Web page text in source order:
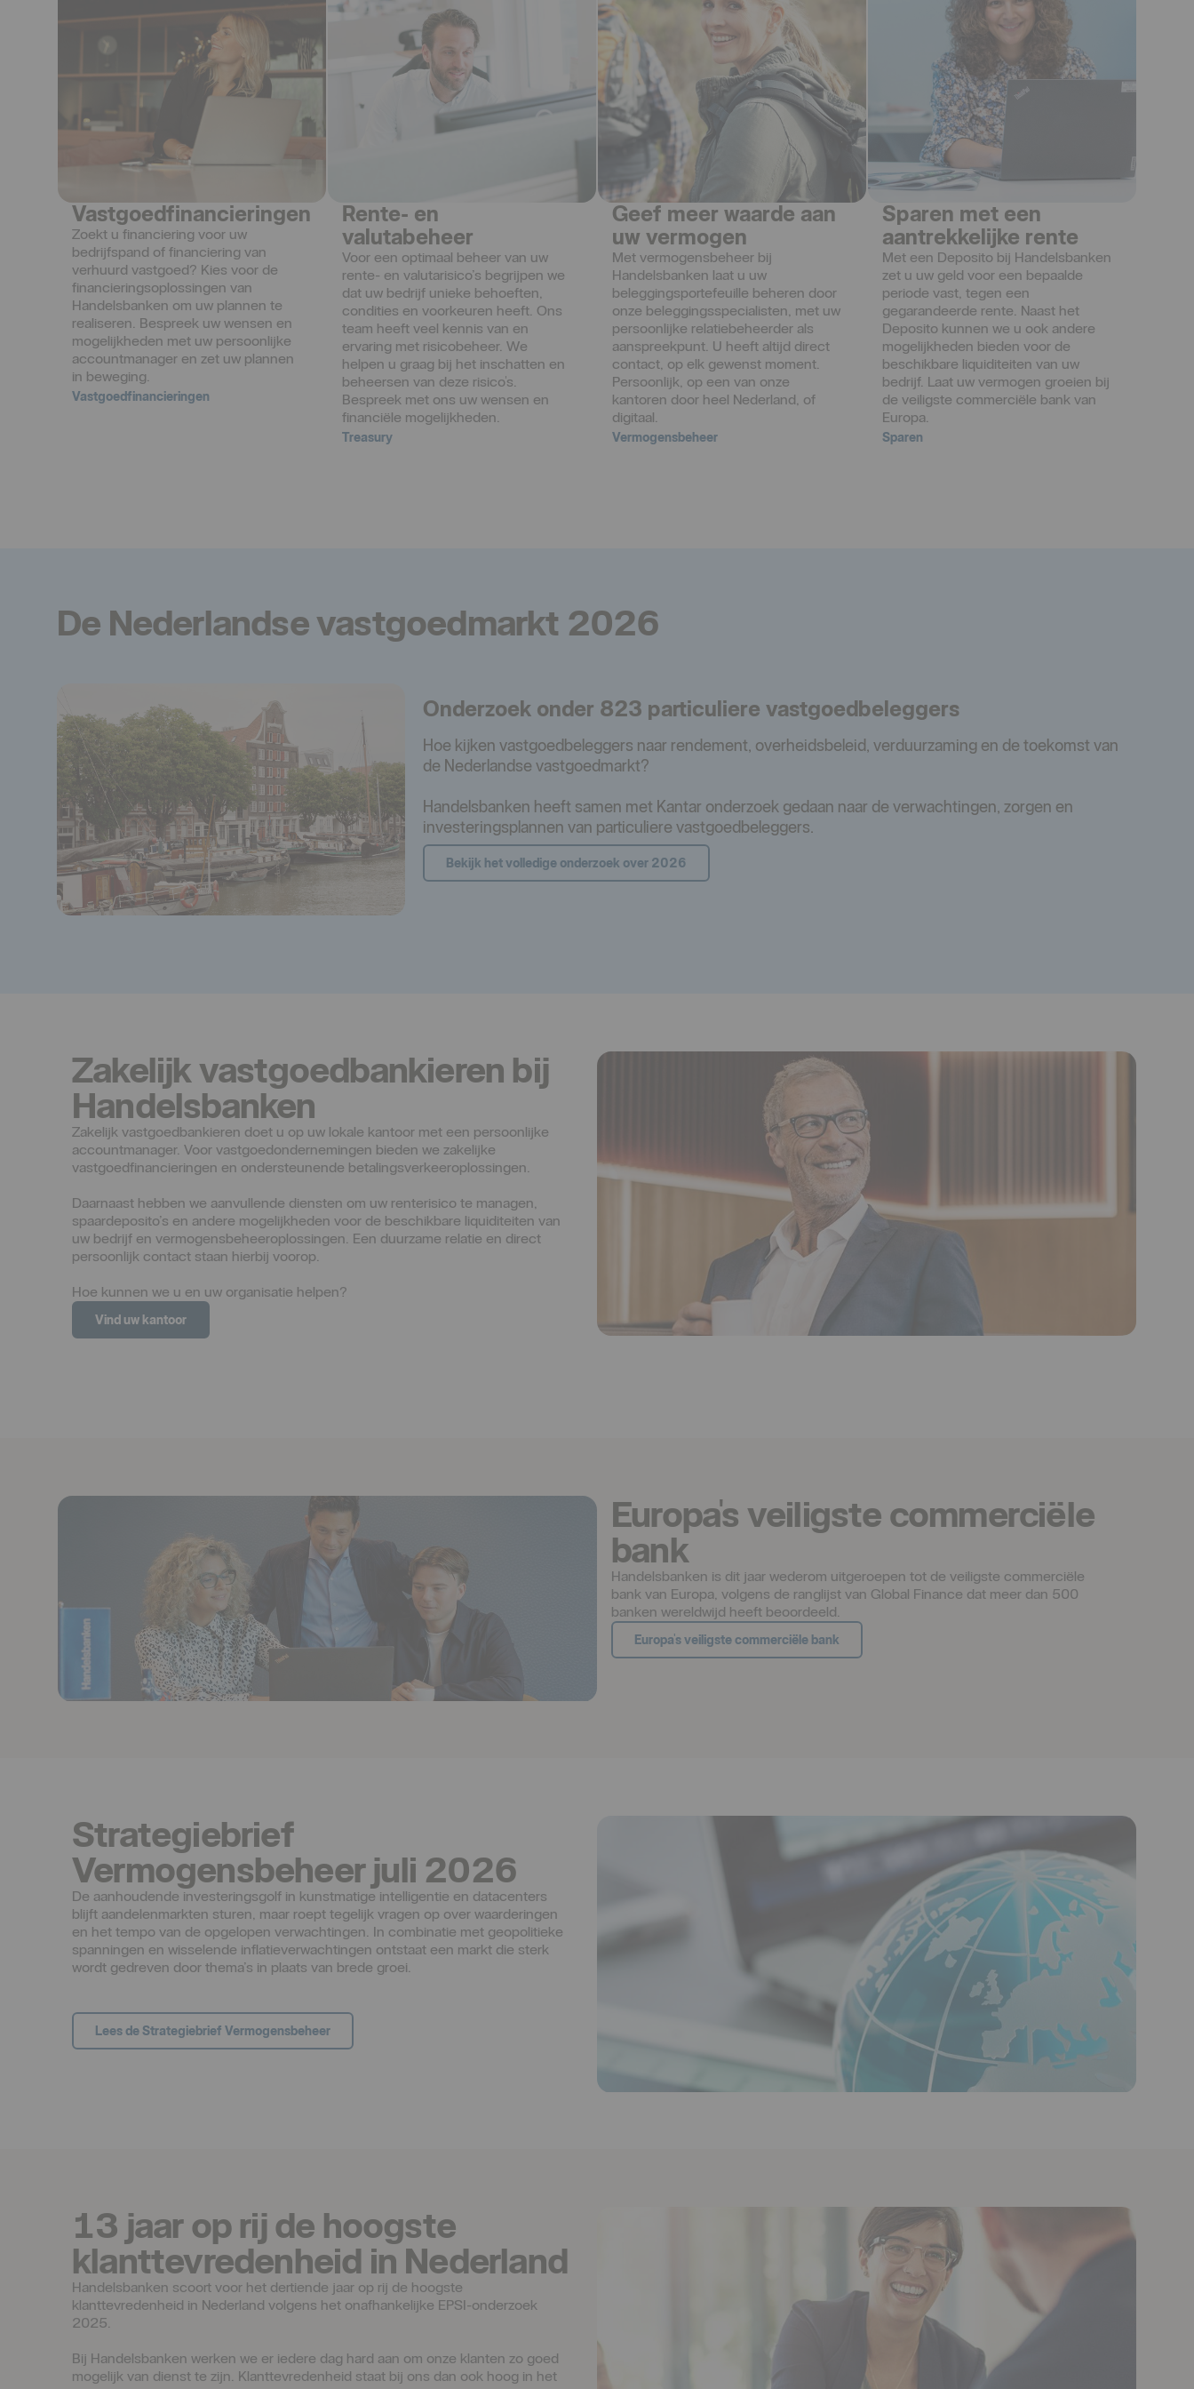
Vastgoedfinancieringen
Zoekt u financiering voor uw
bedrijfspand of financiering van
verhuurd vastgoed? Kies voor de
financieringsoplossingen van
Handelsbanken om uw plannen te
realiseren. Bespreek uw wensen en
mogelijkheden met uw persoonlijke
accountmanager en zet uw plannen
in beweging.
Vastgoedfinancieringen
Rente- en
valutabeheer
Voor een optimaal beheer van uw
rente- en valutarisico’s begrijpen we
dat uw bedrijf unieke behoeften,
condities en voorkeuren heeft. Ons
team heeft veel kennis van en
ervaring met risicobeheer. We
helpen u graag bij het inschatten en
beheersen van deze risico's.
Bespreek met ons uw wensen en
financiële mogelijkheden.
Treasury
Geef meer waarde aan
uw vermogen
Met vermogensbeheer bij
Handelsbanken laat u uw
beleggingsportefeuille beheren door
onze beleggingsspecialisten, met uw
persoonlijke relatiebeheerder als
aanspreekpunt. U heeft altijd direct
contact, op elk gewenst moment.
Persoonlijk, op een van onze
kantoren door heel Nederland, of
digitaal.
Vermogensbeheer
Sparen met een
aantrekkelijke rente
Met een Deposito bij Handelsbanken
zet u uw geld voor een bepaalde
periode vast, tegen een
gegarandeerde rente. Naast het
Deposito kunnen we u ook andere
mogelijkheden bieden voor de
beschikbare liquiditeiten van uw
bedrijf. Laat uw vermogen groeien bij
de veiligste commerciële bank van
Europa.
Sparen
De Nederlandse vastgoedmarkt 2026
Onderzoek onder 823 particuliere vastgoedbeleggers
Hoe kijken vastgoedbeleggers naar rendement, overheidsbeleid, verduurzaming en de toekomst van
de Nederlandse vastgoedmarkt?
Handelsbanken heeft samen met Kantar onderzoek gedaan naar de verwachtingen, zorgen en
investeringsplannen van particuliere vastgoedbeleggers.
Bekijk het volledige onderzoek over 2026
Zakelijk vastgoedbankieren bij
Handelsbanken
Zakelijk vastgoedbankieren doet u op uw lokale kantoor met een persoonlijke
accountmanager. Voor vastgoedondernemingen bieden we zakelijke
vastgoedfinancieringen en ondersteunende betalingsverkeeroplossingen.
Daarnaast hebben we aanvullende diensten om uw renterisico te managen,
spaardeposito’s en andere mogelijkheden voor de beschikbare liquiditeiten van
uw bedrijf en vermogensbeheeroplossingen. Een duurzame relatie en direct
persoonlijk contact staan hierbij voorop.
Hoe kunnen we u en uw organisatie helpen?
Vind uw kantoor
Europa's veiligste commerciële
bank
Handelsbanken is dit jaar wederom uitgeroepen tot de veiligste commerciële
bank van Europa, volgens de ranglijst van Global Finance dat meer dan 500
banken wereldwijd heeft beoordeeld.
Europa's veiligste commerciële bank
Strategiebrief
Vermogensbeheer juli 2026
De aanhoudende investeringsgolf in kunstmatige intelligentie en datacenters
blijft aandelenmarkten sturen, maar roept tegelijk vragen op over waarderingen
en het tempo van de opgelopen verwachtingen. In combinatie met geopolitieke
spanningen en wisselende inflatieverwachtingen ontstaat een markt die sterk
wordt gedreven door thema’s in plaats van brede groei.
Lees de Strategiebrief Vermogensbeheer
13 jaar op rij de hoogste
klanttevredenheid in Nederland
Handelsbanken scoort voor het dertiende jaar op rij de hoogste
klanttevredenheid in Nederland volgens het onafhankelijke EPSI-onderzoek
2025.
Bij Handelsbanken werken we er iedere dag hard aan om onze klanten zo goed
mogelijk van dienst te zijn. Klanttevredenheid staat bij ons dan ook hoog in het